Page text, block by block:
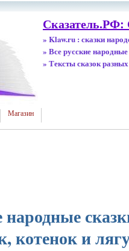
Сказатель.РФ:
» Klaw.ru : сказки
» Все русские народные
» Тексты сказок
Магазин
народные
котенок и